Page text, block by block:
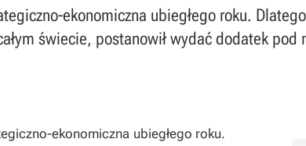
ekonomiczna ubiegłego roku.
świecie, postanowił wydać dodatek pod
ekonomiczna ubiegłego roku.